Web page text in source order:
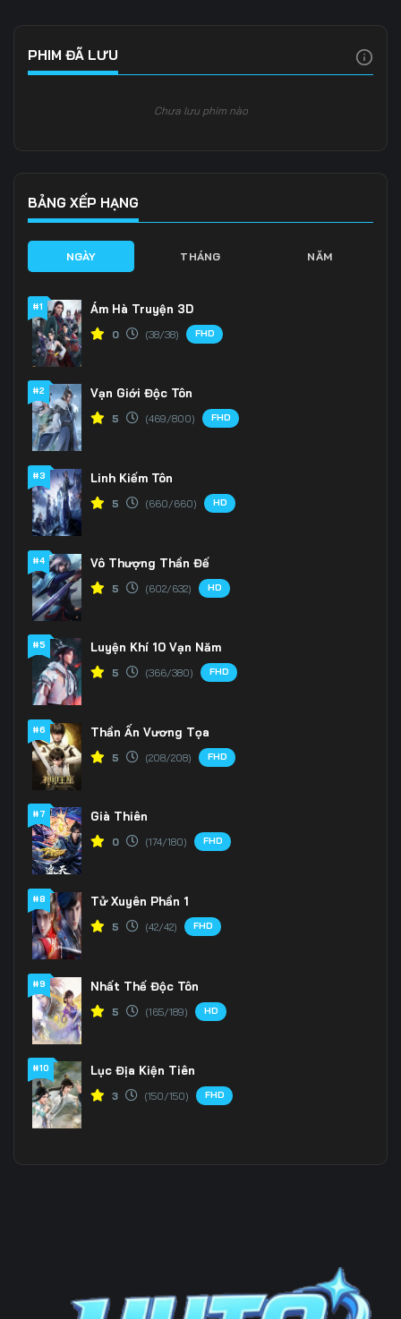
PHIM ĐÃ LƯU
Chưa lưu phim nào
BẢNG XẾP HẠNG
NGÀY THÁNG NĂM
#1 Ám Hà Truyện 3D
0 (38/38) FHD
#2 Vạn Giới Độc Tôn
5 (469/800) FHD
#3 Linh Kiếm Tôn
5 (660/660) HD
#4 Vô Thượng Thần Đế
5 (602/632) HD
#5 Luyện Khí 10 Vạn Năm
5 (366/380) FHD
#6 Thần Ấn Vương Tọa
5 (208/208) FHD
#7 Già Thiên
0 (174/180) FHD
#8 Tử Xuyên Phần 1
5 (42/42) FHD
#9 Nhất Thế Độc Tôn
5 (165/189) HD
#10 Lục Địa Kiện Tiên
3 (150/150) FHD